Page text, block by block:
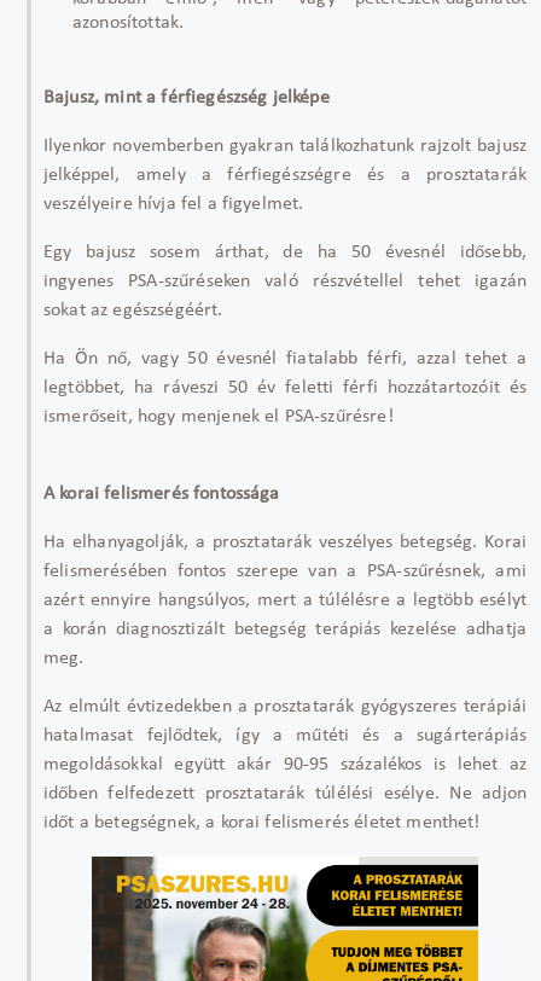
azonosítottak.
Bajusz, mint a férfiegészség jelképe
Ilyenkor novemberben gyakran találkozhatunk rajzolt bajusz
jelképpel, amely a férfiegészségre és a prosztatarák
veszélyeire hívja fel a figyelmet.
Egy bajusz sosem árthat, de ha 50 évesnél idősebb,
ingyenes PSA-szűréseken való részvétellel tehet igazán
sokat az egészségéért.
Ha Ön nő, vagy 50évesnél fiatalabb férfi, azzal tehet a
legtöbbet, ha ráveszi 50 év feletti férfi hozzátartozóit és
ismerőseit, hogy menjenek el PSA-szűrésre!
A korai felismerés fontossága
Ha elhanyagolják, a prosztatarák veszélyes betegség. Korai
felismerésében fontos szerepe van a PSA-szűrésnek, ami
azért ennyire hangsúlyos, mert a túlélésre a legtöbb esélyt
a korán diagnosztizált betegség terápiás kezelése adhatja
meg.
Az elmúlt évtizedekben a prosztatarák gyógyszeres terápiái
hatalmasat fejlődtek, így a műtéti és a sugárterápiás
megoldásokkal együtt akár 90-95 százalékos is lehet az
időben felfedezett prosztatarák túlélési esélye. Ne adjon
időt a betegségnek, a korai felismerés életet menthet!